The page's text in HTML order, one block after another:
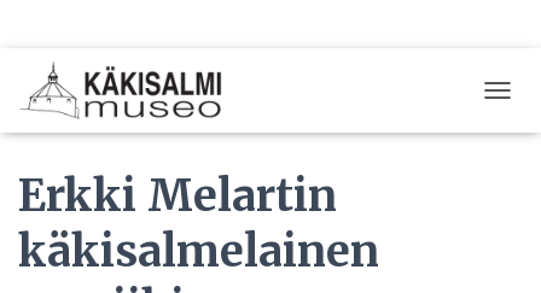
O
Erkki Melartin
käkisalmelainen